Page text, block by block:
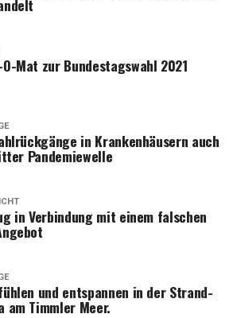
Mat zur Bun­des­tags­wahl 2021
in Kran­ken­häu­sern auch
Pandemiewelle
in Ver­bin­dung mit einem fal­schen
und ent­span­nen in der Strand­
am Timm­ler Meer.